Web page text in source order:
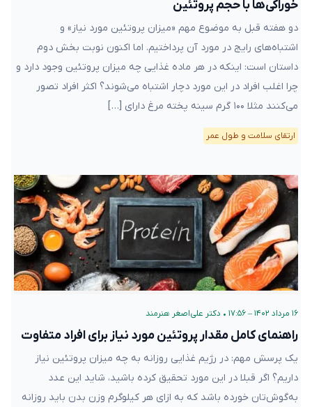
خوراکی‌ها با حجم پروتئین
دو هفته قبل به موضوع مهم «میزان پروتئین مورد نیاز» و
اشتباه‌های رایج در مورد آن پرداختیم. اما اکنون نوبت بخش دوم
داستان است: اینکه در هر ماده غذایی چه میزان پروتئین وجود دارد و
چرا اغلب افراد در این مورد دچار اشتباه می‌شوند؟ اکثر افراد تصور
می‌کنند مثلا ۱۰۰ گرم سینه پخته مرغ دارای […]
ارتقای سلامت و طول عمر
۱۶ مرداد ۱۴۰۲ – ۱۷:۵۶ • دکتر علی‌اصغر هنرمند
راهنمای کامل مقدار پروتئین مورد نیاز برای افراد متفاوت
یک پرسش مهم: در رژیم غذایی‌ روزانه به چه میزان پروتئین نیاز
داریم؟ اگر قبلا در این مورد تحقیق کرده ‌باشید، شاید این عدد
به‌گوش‌تان خورده باشد که به ازای هر کیلوگرم وزن بدن باید روزانه